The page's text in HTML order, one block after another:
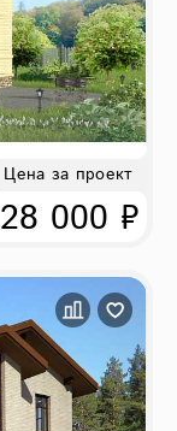
Цена за проект
28 000 ₽